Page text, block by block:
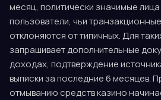
месяц, политически значимые лица
пользователи, чьи
отклоняются от типичных. Для
запрашивает дополнительные
доходах, подтверждение
выписки за последние 6 месяцев.
отмыванию средств казино